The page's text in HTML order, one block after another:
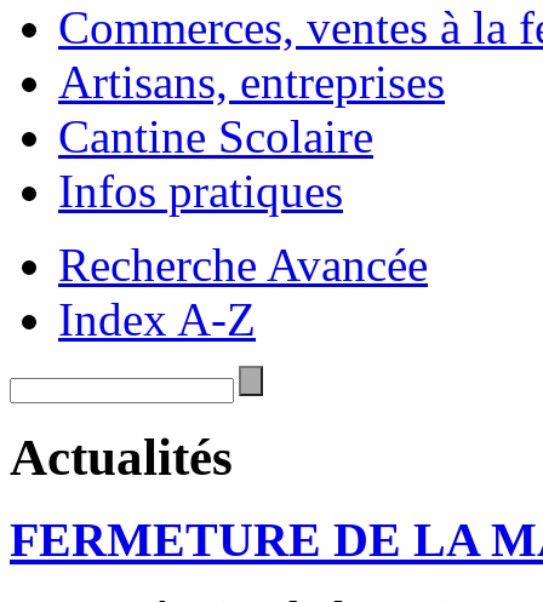
Commerces, ventes à la
Artisans, entreprises
Cantine Scolaire
Infos pratiques
Recherche Avancée
Index A-Z
Actualités
FERMETURE DE LA